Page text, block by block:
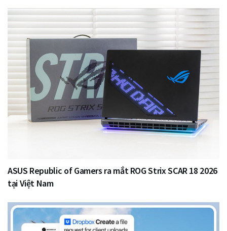
ASUS Republic of Gamers ra mắt ROG Strix SCAR 18 2026
tại Việt Nam